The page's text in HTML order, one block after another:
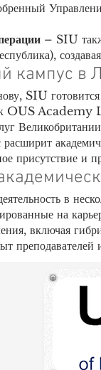
– SIU
кампус в
SIU
OUS Academy
присутствие и
в
на
включая